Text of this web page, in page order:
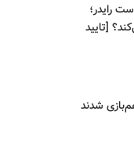
رایدر؛
[تایید
شدند